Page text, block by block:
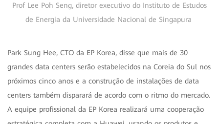
Prof Lee Poh Seng, diretor executivo do Instituto de Estudos
de Energia da Universidade Nacional de Singapura
Park Sung Hee, CTO da EP Korea, disse que mais de 30
grandes data centers serão estabelecidos na Coreia do Sul nos
próximos cinco anos e a construção de instalações de data
centers também disparará de acordo com o ritmo do mercado.
A equipe profissional da EP Korea realizará uma cooperação